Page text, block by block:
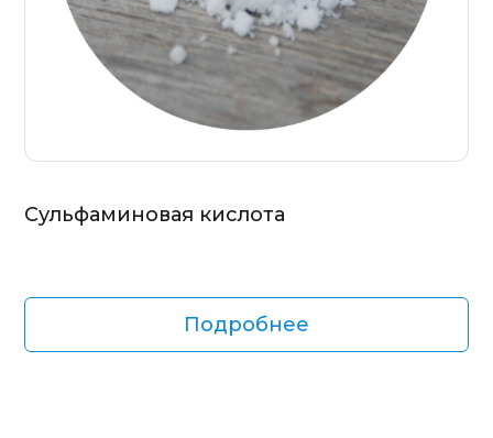
Сульфаминовая кислота
Подробнее